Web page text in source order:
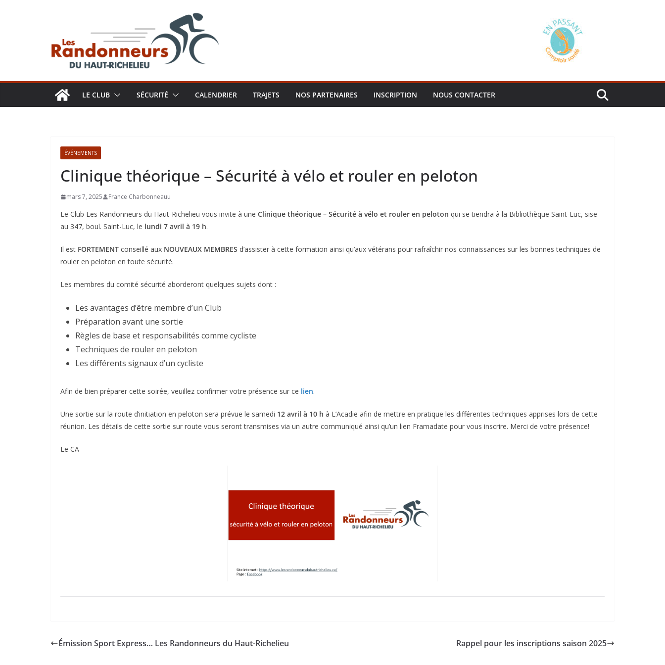
LE CLUB SÉCURITÉ CALENDRIER TRAJETS NOS PARTENAIRES INSCRIPTION NOUS CONTACTER
ÉVÉNEMENTS
Clinique théorique – Sécurité à vélo et rouler en peloton
mars 7, 2025 France Charbonneauu
Le Club Les Randonneurs du Haut-Richelieu vous invite à une Clinique théorique – Sécurité à vélo et rouler en peloton qui se tiendra à la Bibliothèque Saint-Luc, sise
au 347, boul. Saint-Luc, le lundi 7 avril à 19 h.
Il est FORTEMENT conseillé aux NOUVEAUX MEMBRES d’assister à cette formation ainsi qu’aux vétérans pour rafraîchir nos connaissances sur les bonnes techniques de
rouler en peloton en toute sécurité.
Les membres du comité sécurité aborderont quelques sujets dont :
Les avantages d’être membre d’un Club
Préparation avant une sortie
Règles de base et responsabilités comme cycliste
Techniques de rouler en peloton
Les différents signaux d’un cycliste
Afin de bien préparer cette soirée, veuillez confirmer votre présence sur ce lien.
Une sortie sur la route d’initiation en peloton sera prévue le samedi 12 avril à 10 h à L’Acadie afin de mettre en pratique les différentes techniques apprises lors de cette
réunion. Les détails de cette sortie sur route vous seront transmises via un autre communiqué ainsi qu’un lien Framadate pour vous inscrire. Merci de votre présence!
Le CA
Émission Sport Express… Les Randonneurs du Haut-Richelieu Rappel pour les inscriptions saison 2025